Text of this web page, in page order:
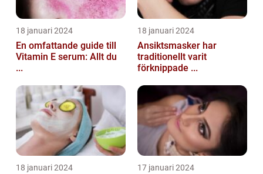
18 januari 2024
En omfattande guide till
Vitamin E serum: Allt du
...
18 januari 2024
Ansiktsmasker har
traditionellt varit
förknippade ...
18 januari 2024 17 januari 2024